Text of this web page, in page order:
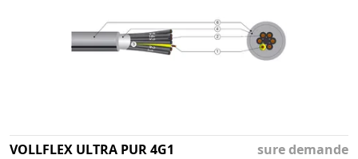
VOLLFLEX ULTRA PUR 4G1
sure demande